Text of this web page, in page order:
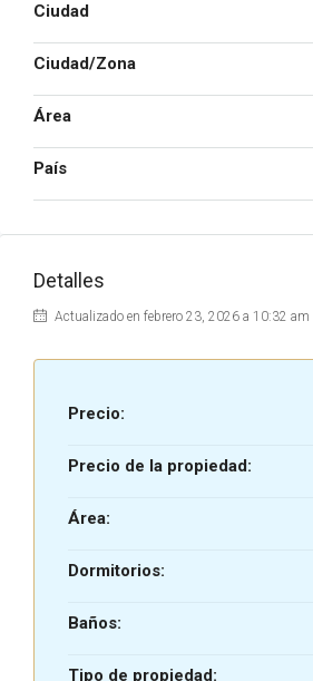
Ciudad
Ciudad/Zona
Área
País
Detalles
Actualizado en febrero 23, 2026 a 10:32 am
Precio:
Precio de la propiedad:
Área:
Dormitorios:
Baños:
Tipo de propiedad: